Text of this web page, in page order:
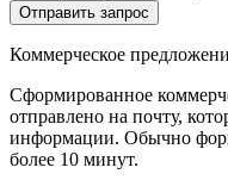
Отправить запрос
Коммерческое
Сформированное
отправлено на почту,
информации. Обычно
более 10 минут.